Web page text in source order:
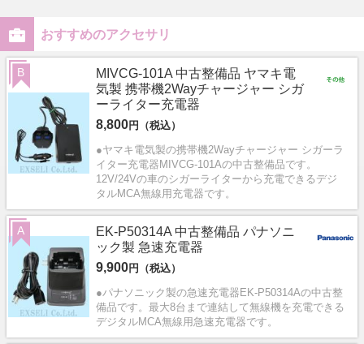
おすすめのアクセサリ
MIVCG-101A 中古整備品 ヤマキ電
気製 携帯機2Wayチャージャー シガ
ーライター充電器
8,800円（税込）
●ヤマキ電気製の携帯機2Wayチャージャー シガーラ
イター充電器MIVCG-101Aの中古整備品です。
12V/24Vの車のシガーライターから充電できるデジ
タルMCA無線用充電器です。
B
EK-P50314A 中古整備品 パナソニ
ック製 急速充電器
9,900円（税込）
●パナソニック製の急速充電器EK-P50314Aの中古整
備品です。最大8台まで連結して無線機を充電できる
デジタルMCA無線用急速充電器です。
A